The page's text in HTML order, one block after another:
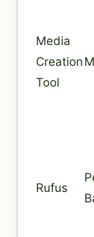
Media
Creation
Tool
Rufus